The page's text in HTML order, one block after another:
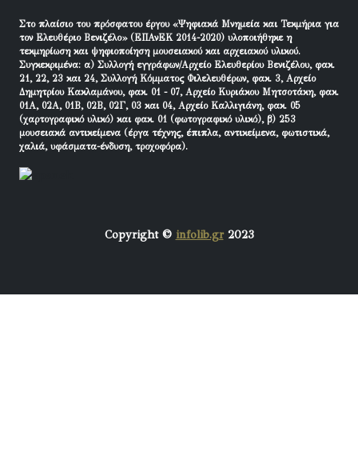
Στο πλαίσιο του πρόσφατου έργου «Ψηφιακά Μνημεία και Τεκμήρια για
τον Ελευθέριο Βενιζέλο» (ΕΠΑνΕΚ 2014-2020) υλοποιήθηκε η
τεκμηρίωση και ψηφιοποίηση μουσειακού και αρχειακού υλικού.
Συγκεκριμένα: α) Συλλογή εγγράφων/Αρχείο Ελευθερίου Βενιζέλου, φακ.
21, 22, 23 και 24, Συλλογή Κόμματος Φιλελευθέρων, φακ. 3, Αρχείο
Δημητρίου Κακλαμάνου, φακ. 01 - 07, Αρχείο Κυριάκου Μητσοτάκη, φακ.
01Α, 02Α, 01Β, 02Β, 02Γ, 03 και 04, Αρχείο Καλλιγιάνη, φακ. 05
(χαρτογραφικό υλικό) και φακ. 01 (φωτογραφικό υλικό), β) 253
μουσειακά αντικείμενα (έργα τέχνης, έπιπλα, αντικείμενα, φωτιστικά,
χαλιά, υφάσματα-ένδυση, τροχοφόρα).
Copyright © infolib.gr2023